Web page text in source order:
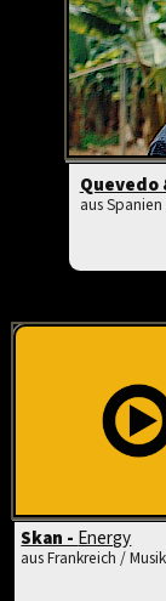
Quevedo
aus
Skan -Energy
aus Frankreich /